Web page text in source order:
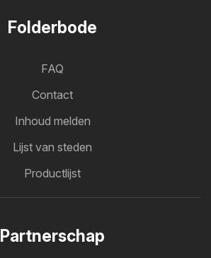
Folderbode
FAQ
Contact
Inhoud melden
Lijst van steden
Productlijst
Partnerschap